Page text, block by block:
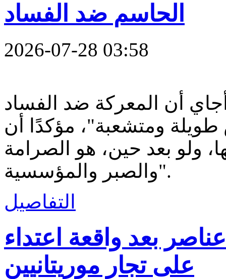
الحاسم ضد الفساد
2026-07-28 03:58
أجاي أن المعركة ضد الفساد
ومتشعبة"، مؤكدًا أن
ولو بعد حين، هو الصرامة
والصبر والمؤسسية".
التفاصيل
بعد واقعة اعتداء
على تجار موريتانيين